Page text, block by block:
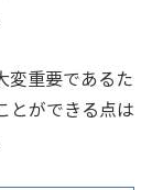
変重要であるた
とができる点は